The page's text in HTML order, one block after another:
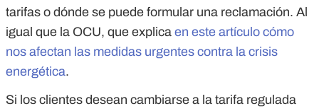
tarifas o dónde se puede formular una reclamación. Al
igual que la OCU, que explica en este artículo cómo
nos afectan las medidas urgentes contra la crisis
energética.
Si los clientes desean cambiarse a la tarifa regulada